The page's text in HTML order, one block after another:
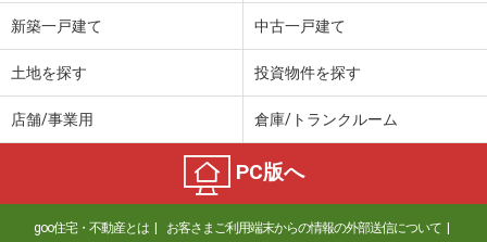
新築一戸建て 中古一戸建て
土地を探す 投資物件を探す
店舗/事業用 倉庫/トランクルーム
PC版へ
goo住宅・不動産とは お客さまご利用端末からの情報の外部送信について